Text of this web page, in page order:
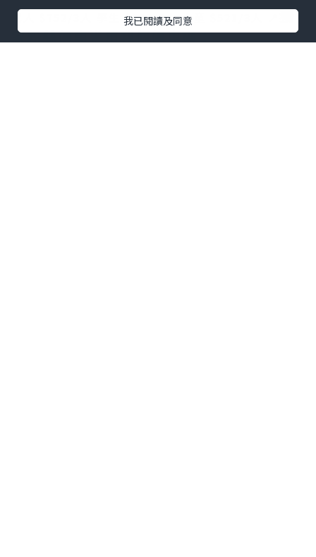
成人 $752/3人
學生 $521/3人 小童 $521/3人
獨
家粉絲優惠🌟用我個優惠碼：
我已閱讀及同意